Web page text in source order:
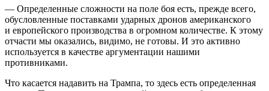
— Определенные сложности на поле боя есть, прежде всего,
обусловленные поставками ударных дронов американского
и европейского производства в огромном количестве. К этому
отчасти мы оказались, видимо, не готовы. И это активно
используется в качестве аргументации нашими
противниками.
Что касается надавить на Трампа, то здесь есть определенная